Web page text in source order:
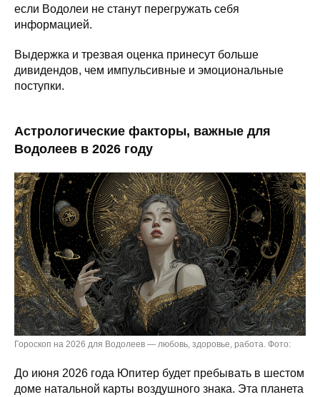
если Водолеи не станут перегружать себя
информацией.
Выдержка и трезвая оценка принесут больше
дивидендов, чем импульсивные и эмоциональные
поступки.
Астрологические факторы, важные для
Водолеев в 2026 году
Гороскоп на 2026 для Водолеев — любовь, здоровье, работа. Фото:
До июня 2026 года Юпитер будет пребывать в шестом
доме натальной карты воздушного знака. Эта планета